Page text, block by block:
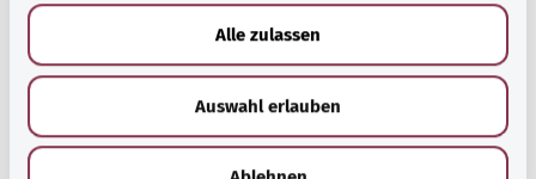
Alle zulassen
Auswahl erlauben
Наверх
gesund.bund.de
Bundesministerium für
Gesundheit (Федеральное